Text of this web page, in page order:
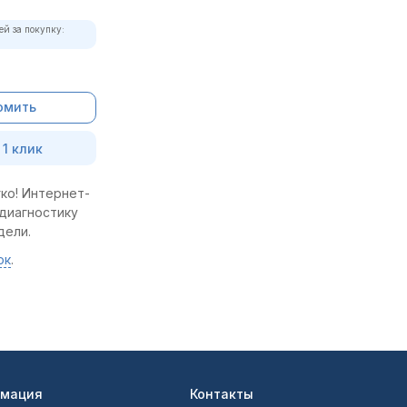
за покупку:
клик
Интернет-
.
Контакты